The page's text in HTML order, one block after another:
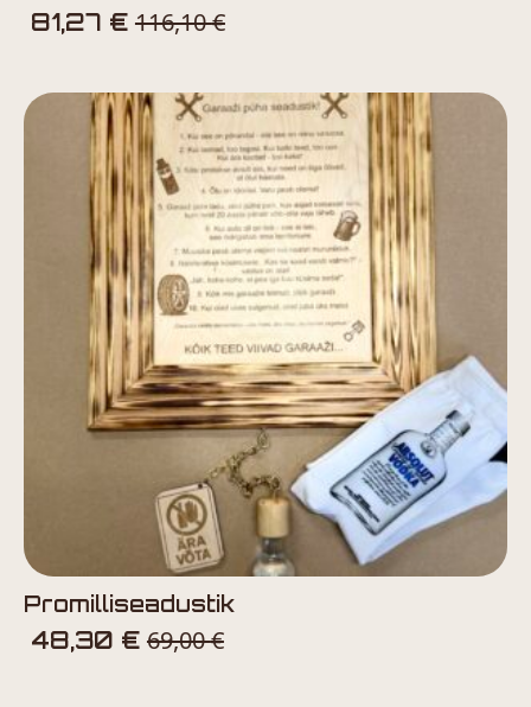
116,10€
81,27 €
Promilliseadustik
69,00€
48,30 €